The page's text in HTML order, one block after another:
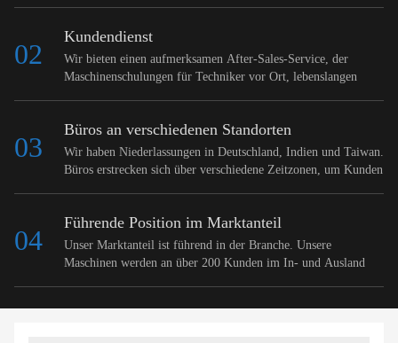
02
Kundendienst
Wir bieten einen aufmerksamen After-Sales-Service, der
Maschinenschulungen für Techniker vor Ort, lebenslangen
03
Büros an verschiedenen Standorten
Wir haben Niederlassungen in Deutschland, Indien und Taiwan.
Büros erstrecken sich über verschiedene Zeitzonen, um Kunden
04
Führende Position im Marktanteil
Unser Marktanteil ist führend in der Branche. Unsere
Maschinen werden an über 200 Kunden im In- und Ausland